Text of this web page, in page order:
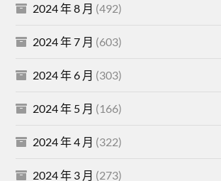
2024 年 8 月 (492)
2024 年 7 月 (603)
2024 年 6 月 (303)
2024 年 5 月 (166)
2024 年 4 月 (322)
2024 年 3 月 (273)